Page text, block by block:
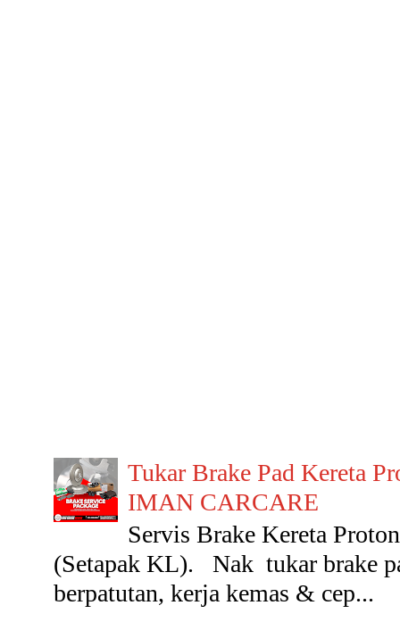
Tukar Brake Pad Kereta
IMAN CARCARE
Servis Brake Kereta
(Setapak KL). Nak tukar brake
berpatutan, kerja kemas & cep...